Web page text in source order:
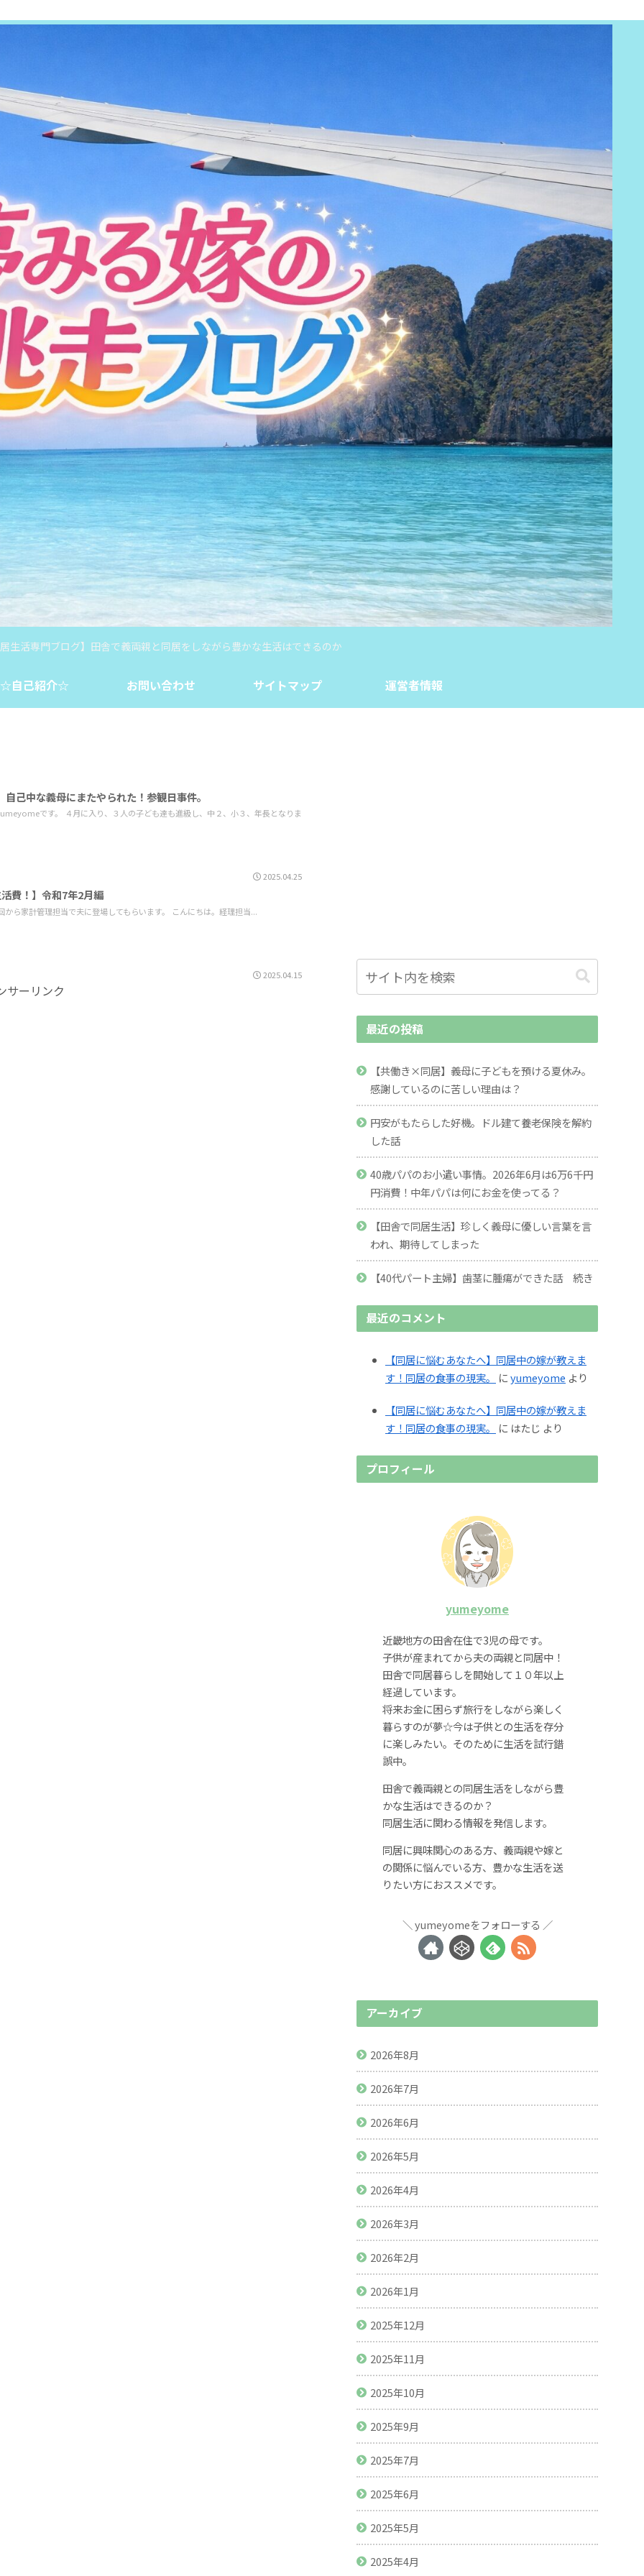
生活専門ブログ】田舎で義両親と同居をしながら豊かな生活はできるのか
☆自己紹介☆ お問い合わせ サイトマップ 運営者情報
己中な義母にまたやられた！参観日事件。
です。 ４月に入り、３人の子ども達も進級し、中２、小３、年長となりま
2025.04.25
費！】令和7年2月編
から家計管理担当で夫に登場してもらいます。 こんにちは。経理担当...
2025.04.15
サーリンク
最近の投稿
【共働き×同居】義母に子どもを預ける夏休み。
感謝しているのに苦しい理由は？
円安がもたらした好機。ドル建て養老保険を解約
した話
40歳パパのお小遣い事情。2026年6月は6万6千円
円消費！中年パパは何にお金を使ってる？
【田舎で同居生活】珍しく義母に優しい言葉を言
われ、期待してしまった
【40代パート主婦】歯茎に腫瘍ができた話 続き
最近のコメント
【同居に悩むあなたへ】同居中の嫁が教えま
す！同居の食事の現実。
にyumeyome より
【同居に悩むあなたへ】同居中の嫁が教えま
す！同居の食事の現実。
に はたじ より
プロフィール
yumeyome
近畿地方の田舎在住で3児の母です。
子供が産まれてから夫の両親と同居中！
田舎で同居暮らしを開始して１０年以上
経過しています。
将来お金に困らず旅行をしながら楽しく
暮らすのが夢☆今は子供との生活を存分
に楽しみたい。そのために生活を試行錯
誤中。
田舎で義両親との同居生活をしながら豊
かな生活はできるのか？
同居生活に関わる情報を発信します。
同居に興味関心のある方、義両親や嫁と
の関係に悩んでいる方、豊かな生活を送
りたい方におススメです。
yumeyomeをフォローする
アーカイブ
2026年8月
2026年7月
2026年6月
2026年5月
2026年4月
2026年3月
2026年2月
2026年1月
2025年12月
2025年11月
2025年10月
2025年9月
2025年7月
2025年6月
2025年5月
2025年4月